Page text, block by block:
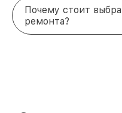
Почему стоит
ремонта?